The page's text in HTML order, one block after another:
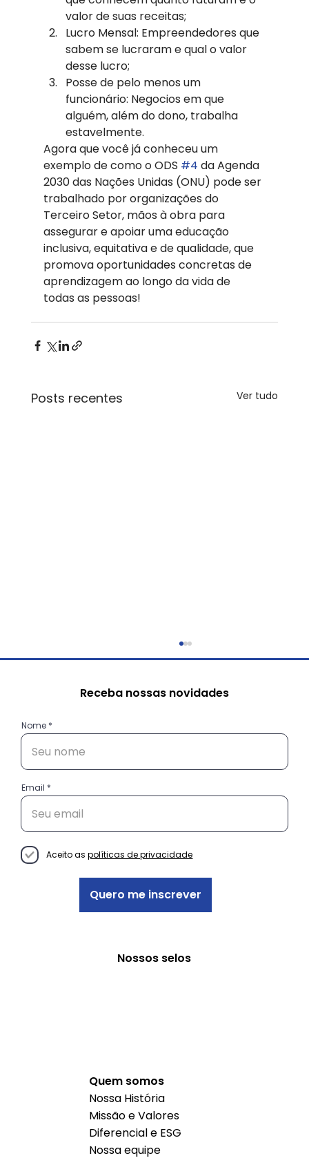
valor de suas receitas;
Lucro Mensal: Empreendedores que
sabem se lucraram e qual o valor
desse lucro;
Posse de pelo menos um
funcionário: Negocios em que
alguém, além do dono, trabalha
estavelmente.
Agora que você já conheceu um
exemplo de como o ODS #4 da Agenda
2030 das Nações Unidas (ONU) pode ser
trabalhado por organizações do
Terceiro Setor, mãos à obra para
assegurar e apoiar uma educação
inclusiva, equitativa e de qualidade, que
promova oportunidades concretas de
aprendizagem ao longo da vida de
todas as pessoas!
Posts recentes Ver tudo
Conheça as histórias das
Quem somos
Nossa História
Missão e Valores
Diferencial e ESG
Nossa equipe
Receba nossas novidades
Nome
Email
Aceito as políticas de privacidade
Quero me inscrever
Nossos selos